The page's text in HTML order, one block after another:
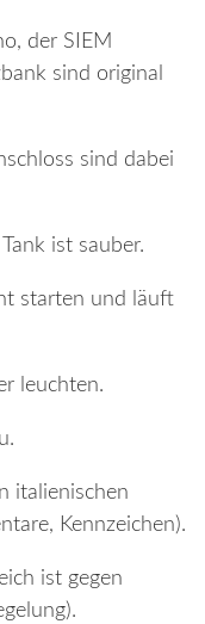
der SIEM
sind original
sind dabei
ist sauber.
starten und läuft
leuchten.
italienischen
Kennzeichen).
ist gegen